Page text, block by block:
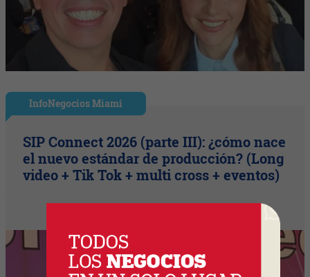
InfoNegocios Miami
SIP Connect 2026 (parte III): ¿cómo nace
el nuevo estándar de producción? (Long
video + Tik Tok + multi cross + eventos)